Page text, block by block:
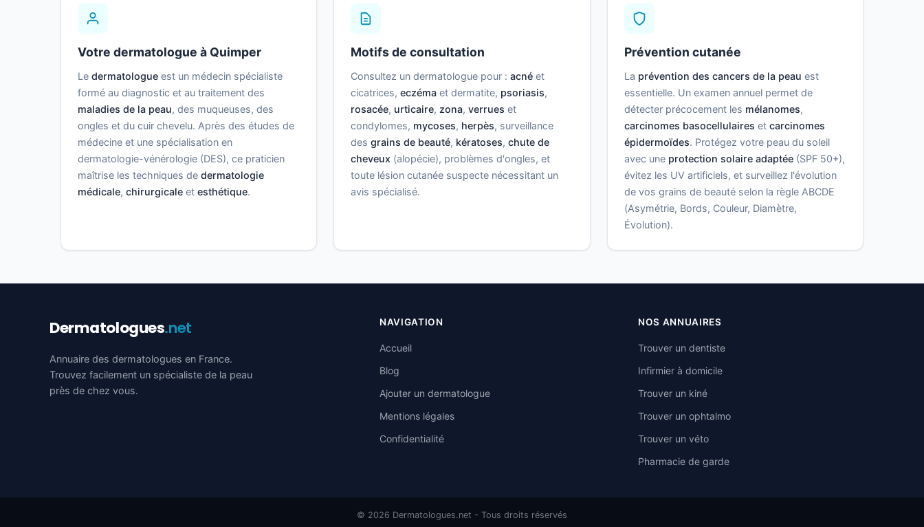
Votre dermatologue à Quimper
Le dermatologue est un médecin spécialiste
formé au diagnostic et au traitement des
maladies de la peau, des muqueuses, des
ongles et du cuir chevelu. Après des études de
médecine et une spécialisation en
dermatologie-vénérologie (DES), ce praticien
maîtrise les techniques de dermatologie
médicale, chirurgicale et esthétique.
Motifs de consultation
Consultez un dermatologue pour :acné et
cicatrices,eczéma et dermatite, psoriasis,
rosacée, urticaire, zona,verrues et
condylomes, mycoses, herpès, surveillance
desgrains de beauté, kératoses,chute de
cheveux (alopécie), problèmes d'ongles, et
toute lésion cutanée suspecte nécessitant un
avis spécialisé.
Prévention cutanée
La prévention des cancers de la peau est
essentielle. Un examen annuel permet de
détecter précocement les mélanomes,
carcinomes basocellulaires et carcinomes
épidermoïdes. Protégez votre peau du soleil
avec une protection solaire adaptée(SPF 50+),
évitez les UV artificiels, et surveillez l'évolution
de vos grains de beauté selon la règle ABCDE
(Asymétrie, Bords, Couleur, Diamètre,
Évolution).
Dermatologues.net
Annuaire des dermatologues en France.
Trouvez facilement un spécialiste de la peau
près de chez vous.
NAVIGATION
Accueil
Blog
Ajouter un dermatologue
Mentions légales
Confidentialité
NOS ANNUAIRES
Trouver un dentiste
Infirmier à domicile
Trouver un kiné
Trouver un ophtalmo
Trouver un véto
Pharmacie de garde
© 2026 Dermatologues.net - Tous droits réservés